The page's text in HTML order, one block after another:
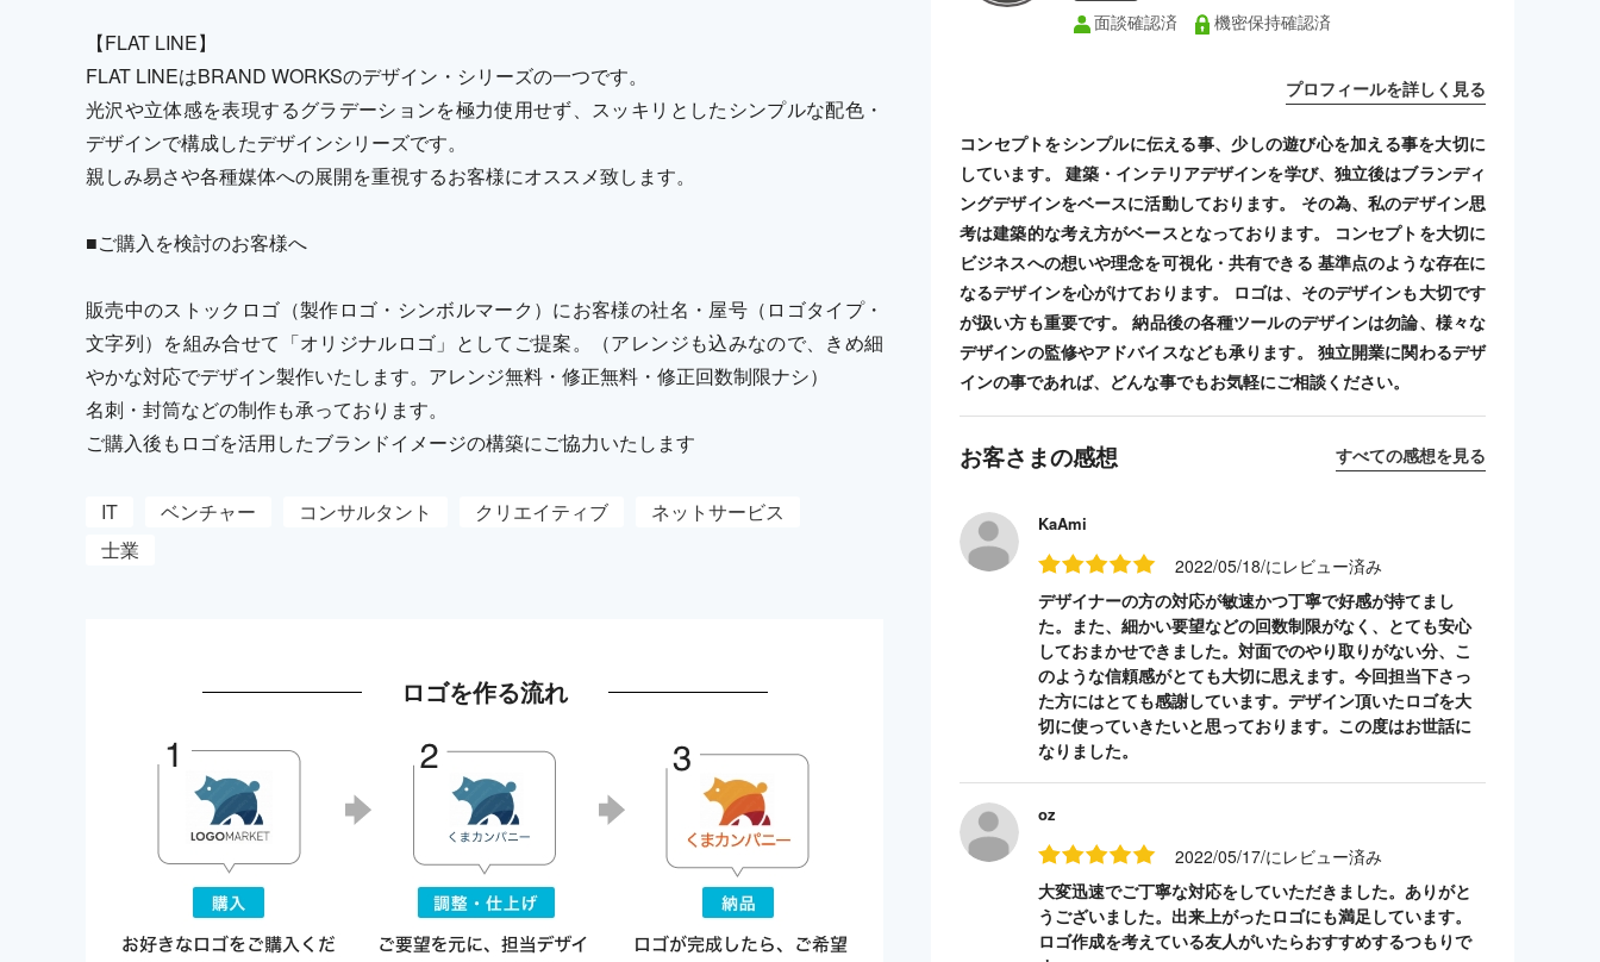
【FLAT LINE】
FLAT LINEはBRAND WORKSのデザイン・シリーズの一つです。
光沢や立体感を表現するグラデーションを極力使用せず、スッキリとしたシンプルな配色・
デザインで構成したデザインシリーズです。
親しみ易さや各種媒体への展開を重視するお客様にオススメ致します。
■ご購入を検討のお客様へ
販売中のストックロゴ（製作ロゴ・シンボルマーク）にお客様の社名・屋号（ロゴタイプ・
文字列）を組み合せて「オリジナルロゴ」としてご提案。（アレンジも込みなので、きめ細
やかな対応でデザイン製作いたします。アレンジ無料・修正無料・修正回数制限ナシ）
名刺・封筒などの制作も承っております。
ご購入後もロゴを活用したブランドイメージの構築にご協力いたします
IT ベンチャー コンサルタント クリエイティブ
ネットサービス
士業
ロゴを作る流れ
面談確認済 機密保持確認済
プロフィールを詳しく見る
コンセプトをシンプルに伝える事、少しの遊び心を加える事を大切に
しています。 建築・インテリアデザインを学び、独立後はブランディ
ングデザインをベースに活動しております。 その為、私のデザイン思
考は建築的な考え方がベースとなっております。 コンセプトを大切に
ビジネスへの想いや理念を可視化・共有できる 基準点のような存在に
なるデザインを心がけております。 ロゴは、そのデザインも大切です
が扱い方も重要です。 納品後の各種ツールのデザインは勿論、様々な
デザインの監修やアドバイスなども承ります。 独立開業に関わるデザ
インの事であれば、どんな事でもお気軽にご相談ください。
お客さまの感想 すべての感想を見る
KaAmi
2022/05/18/にレビュー済み
デザイナーの方の対応が敏速かつ丁寧で好感が持てまし
た。また、細かい要望などの回数制限がなく、とても安心
しておまかせできました。対面でのやり取りがない分、こ
のような信頼感がとても大切に思えます。今回担当下さっ
た方にはとても感謝しています。デザイン頂いたロゴを大
切に使っていきたいと思っております。この度はお世話に
なりました。
oz
2022/05/17/にレビュー済み
大変迅速でご丁寧な対応をしていただきました。ありがと
うございました。出来上がったロゴにも満足しています。
ロゴ作成を考えている友人がいたらおすすめするつもりで